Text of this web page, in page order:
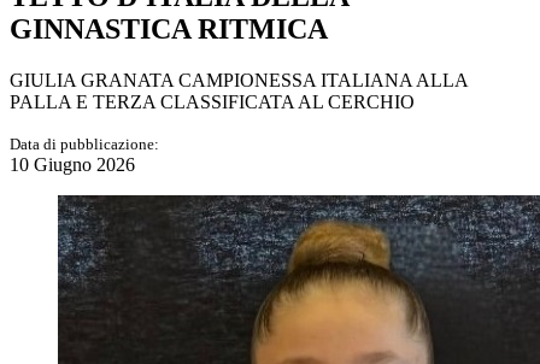
GINNASTICA RITMICA
GIULIA GRANATA CAMPIONESSA ITALIANA ALLA
PALLA E TERZA CLASSIFICATA AL CERCHIO
Data di pubblicazione:
10 Giugno 2026